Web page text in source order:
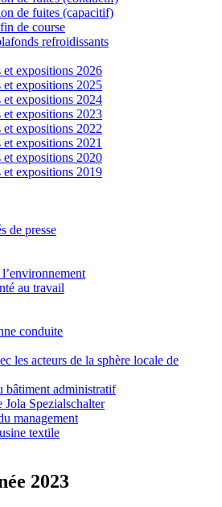
de fuites (capacitif)
de course
refroidissants
et expositions 2026
et expositions 2025
et expositions 2024
et expositions 2023
et expositions 2022
et expositions 2021
et expositions 2020
et expositions 2019
de presse
au travail
conduite
les acteurs de la sphère locale de
bâtiment administratif
Jola Spezialschalter
management
textile
2023